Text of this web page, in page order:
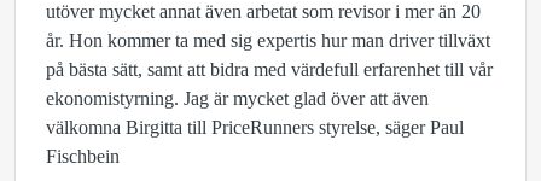
utöver mycket annat även arbetat som revisor i mer än 20
år. Hon kommer ta med sig expertis hur man driver tillväxt
på bästa sätt, samt att bidra med värdefull erfarenhet till vår
ekonomistyrning. Jag är mycket glad över att även
välkomna Birgitta till PriceRunners styrelse, säger Paul
Fischbein